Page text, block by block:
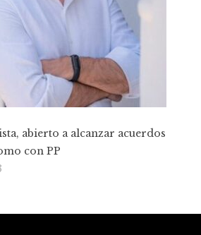
abierto a alcanzar acuerdos
con PP